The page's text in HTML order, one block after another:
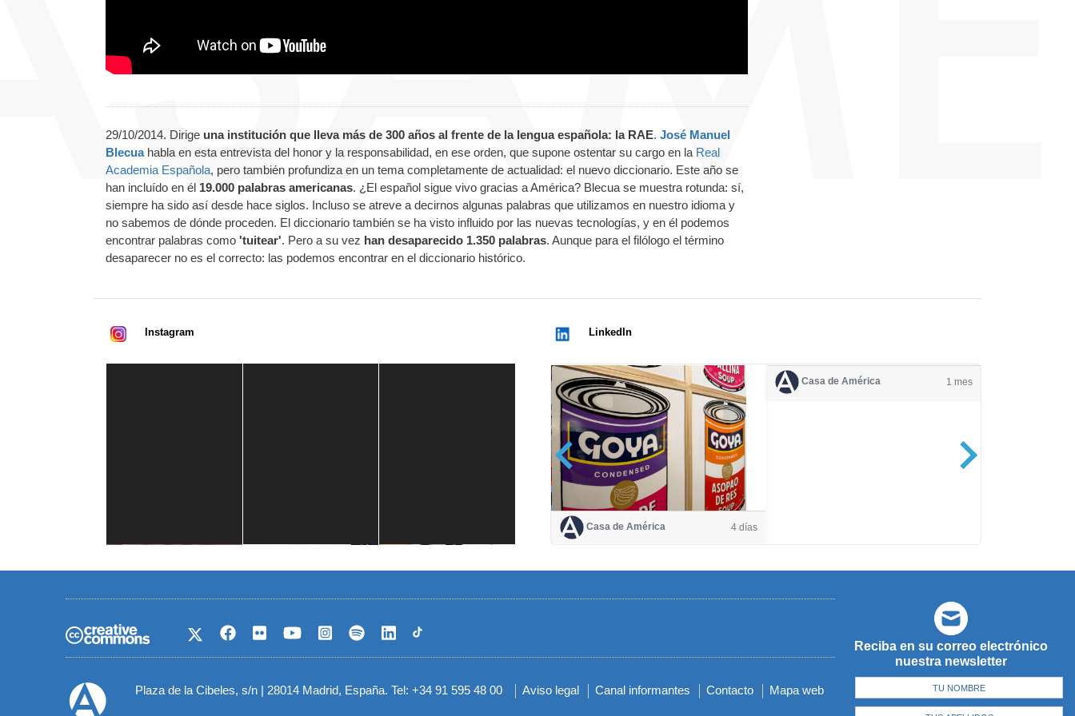
29/10/2014. Dirige una institución que lleva más de 300 años al frente de la lengua española: la RAE. José Manuel
Blecuahabla en esta entrevista del honor y la responsabilidad, en ese orden, que supone ostentar su cargo en la Real
Academia Española, pero también profundiza en un tema completamente de actualidad: el nuevo diccionario. Este año se
han incluído en él 19.000 palabras americanas. ¿El español sigue vivo gracias a América? Blecua se muestra rotunda: sí,
siempre ha sido así desde hace siglos. Incluso se atreve a decirnos algunas palabras que utilizamos en nuestro idioma y
no sabemos de dónde proceden. El diccionario también se ha visto influido por las nuevas tecnologías, y en él podemos
encontrar palabras como 'tuitear'. Pero a su vez han desaparecido 1.350 palabras. Aunque para el filólogo el término
desaparecer no es el correcto: las podemos encontrar en el diccionario histórico.
Instagram LinkedIn
Casa de América 4 días
Casa de América 1 mes
Reciba en su correo electrónico
nuestra newsletter
Plaza de la Cibeles, s/n | 28014 Madrid, España. Tel: +34 91 595 48 00
Menú
Aviso legal Canal informantes Contacto Mapa web